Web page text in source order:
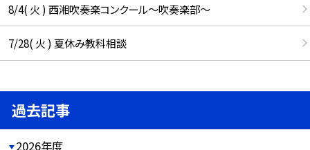
8/4( 火 ) 西湘吹奏楽コンクール～吹奏楽部～
7/28( 火 ) 夏休み教科相談
過去記事
2026年度